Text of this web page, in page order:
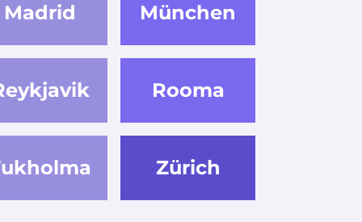
Madrid München
Rooma
Zürich